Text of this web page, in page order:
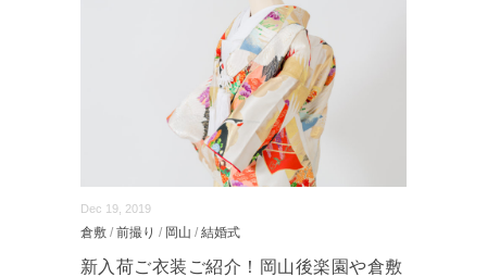
Dec 19, 2019
倉敷 / 前撮り / 岡山 / 結婚式
新入荷ご衣装ご紹介！岡山後楽園や倉敷